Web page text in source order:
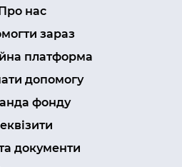
нас
зараз
платформа
допомогу
фонду
документи